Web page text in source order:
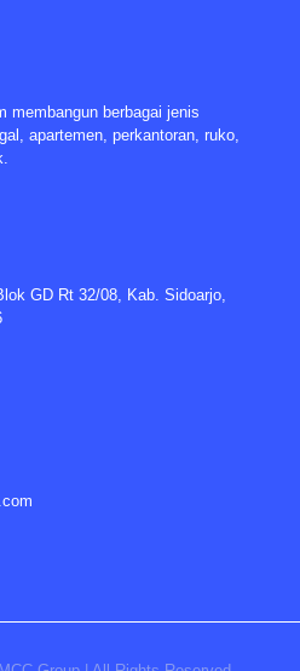
membangun berbagai jenis
apartemen, perkantoran, ruko,
GD Rt 32/08, Kab. Sidoarjo,